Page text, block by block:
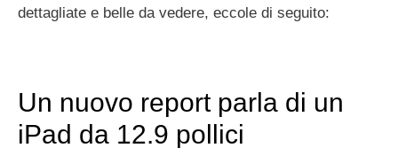
dettagliate e belle da vedere, eccole di seguito:
Un nuovo report parla di un
iPad da 12.9 pollici